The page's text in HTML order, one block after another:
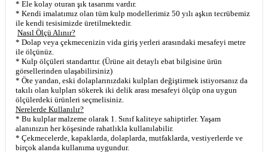
* Ele kolay oturan şık tasarımı vardır.
* Kendi imalatımız olan tüm kulp modellerimiz 50 yılı aşkın tecrübemiz
ile kendi tesisimizde üretilmektedir.
Nasıl Ölçü Alınır?
* Dolap veya çekmecenizin vida giriş yerleri arasındaki mesafeyi metre
ile ölçünüz.
* Kulp ölçüleri standarttır. (Ürüne ait detaylı ebat bilgisine ürün
görsellerinden ulaşabilirsiniz)
* Öte yandan, eski dolaplarınızdaki kulpları değiştirmek istiyorsanız da
takılı olan kulpları sökerek iki delik arası mesafeyi ölçüp ona uygun
ölçülerdeki ürünleri seçmelisiniz.
Nerelerde Kullanılır?
* Bu kulplar malzeme olarak 1. Sınıf kaliteye sahiptirler. Yaşam
alanınızın her köşesinde rahatlıkla kullanılabilir.
* Çekmecelerde, kapaklarda, dolaplarda, mutfaklarda, vestiyerlerde ve
birçok alanda kullanıma uygundur.